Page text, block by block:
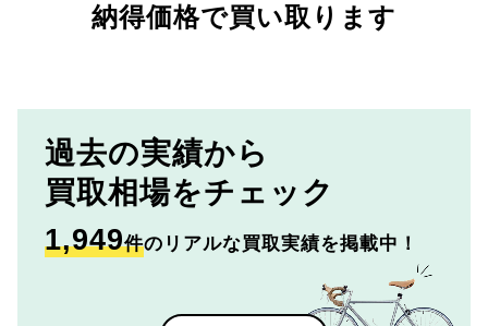
納得価格で買い取ります
過去の実績から
買取相場をチェック
1,949件のリアルな買取実績を掲載中！